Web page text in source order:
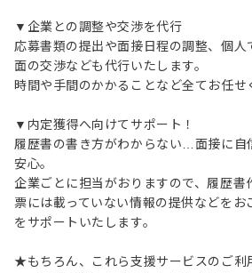
▼企業との調整や交渉を代行
応募書類の提出や面接日程の調整、個人
面の交渉なども代行いたします。
時間や手間のかかることなど全てお任せ
▼内定獲得へ向けてサポート！
履歴書の書き方がわからない…面接に
安心。
企業ごとに担当がおりますので、履歴書
票には載っていない情報の提供などをお
をサポートいたします。
★もちろん、これら支援サービスのご